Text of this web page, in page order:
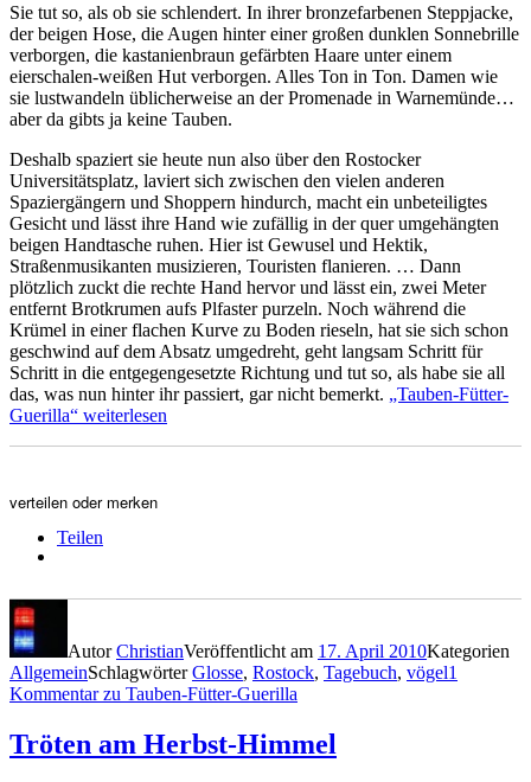
Sie tut so, als ob sie schlendert. In ihrer bronzefarbenen Steppjacke,
der beigen Hose, die Augen hinter einer großen dunklen Sonnebrille
verborgen, die kastanienbraun gefärbten Haare unter einem
eierschalen-weißen Hut verborgen. Alles Ton in Ton. Damen wie
sie lustwandeln üblicherweise an der Promenade in Warnemünde…
aber da gibts ja keine Tauben.
Deshalb spaziert sie heute nun also über den Rostocker
Universitätsplatz, laviert sich zwischen den vielen anderen
Spaziergängern und Shoppern hindurch, macht ein unbeteiligtes
Gesicht und lässt ihre Hand wie zufällig in der quer umgehängten
beigen Handtasche ruhen. Hier ist Gewusel und Hektik,
Straßenmusikanten musizieren, Touristen flanieren. … Dann
plötzlich zuckt die rechte Hand hervor und lässt ein, zwei Meter
entfernt Brotkrumen aufs Plfaster purzeln. Noch während die
Krümel in einer flachen Kurve zu Boden rieseln, hat sie sich schon
geschwind auf dem Absatz umgedreht, geht langsam Schritt für
Schritt in die entgegengesetzte Richtung und tut so, als habe sie all
das, was nun hinter ihr passiert, gar nicht bemerkt. „Tauben-Fütter-
Guerilla“ weiterlesen
verteilen oder merken
Teilen
AutorChristianVeröffentlicht am 17. April 2010Kategorien
AllgemeinSchlagwörterGlosse, Rostock, Tagebuch, vögel1
Kommentarzu Tauben-Fütter-Guerilla
Tröten am Herbst-Himmel